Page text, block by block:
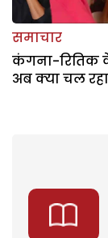
समाचार
कंगना-रितिक
अब क्या चल